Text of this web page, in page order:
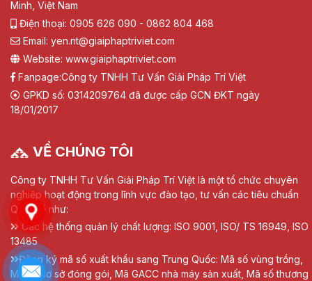
Minh, Việt Nam
Điện thoại: 0905 626 090 - 0862 804 468
Email: yen.nt@giaiphaptriviet.com
Website: www.giaiphaptriviet.com
Fanpage:Công ty TNHH Tư Vấn Giải Pháp Trí Việt
GPKD số: 0314209764 đã được cấp GCN ĐKT ngày
18/01/2017
VỀ CHÚNG TÔI
Công ty TNHH Tư Vấn Giải Pháp Trí Việt là một tổ chức chuyên
nghiệp hoạt động trong lĩnh vực đào tạo, tư vấn các tiêu chuẩn
Quốc tế như:
Các hệ thống quản lý chất lượng: ISO 9001, ISO/ TS 16949, ISO
13485
Đăng ký mã số xuất khẩu sang Trung Quốc: Mã số vùng trồng,
Mã số cơ sở đóng gói, Mã GACC nhà máy sản xuất, Mã số thương